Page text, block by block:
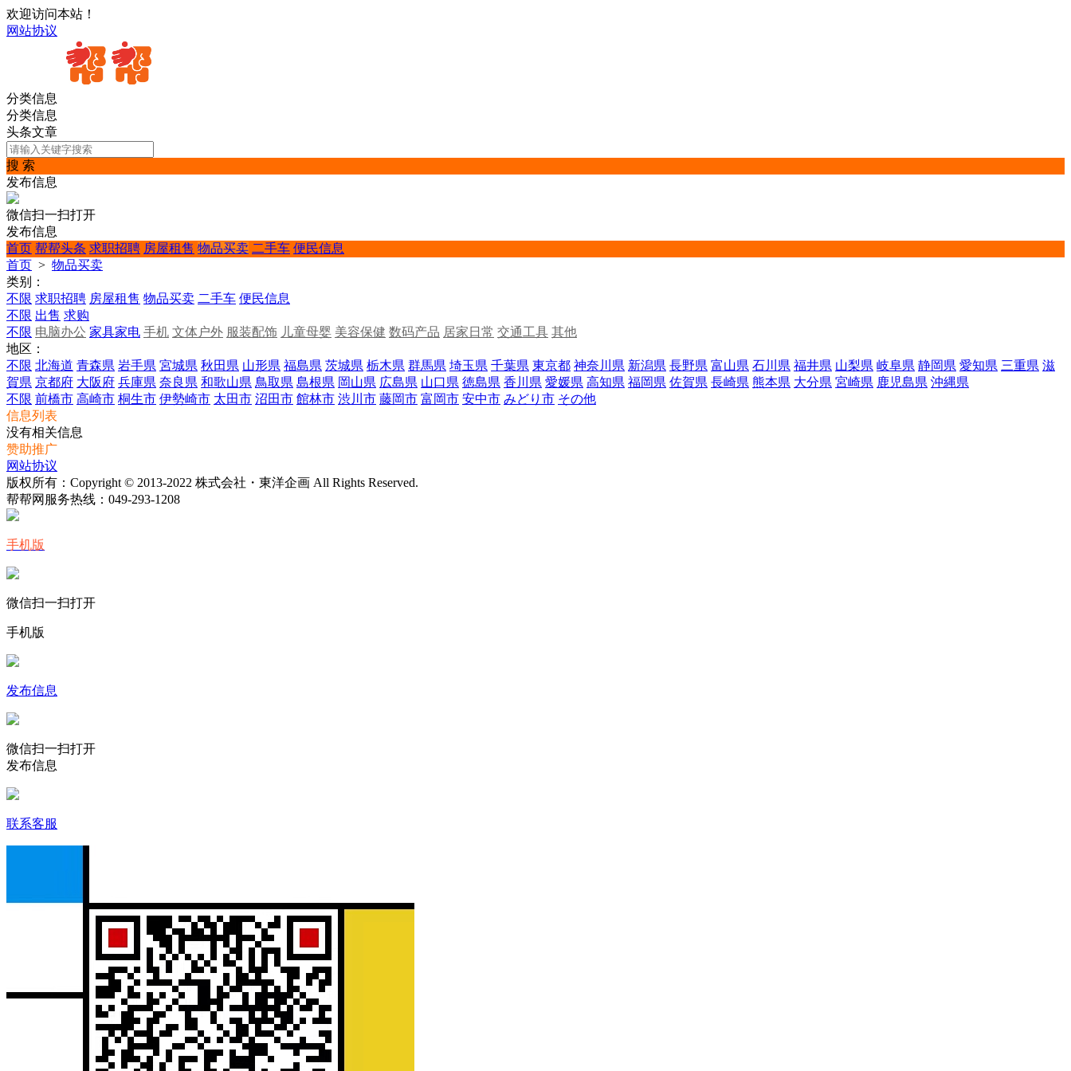
欢迎访问本站！
网站协议
分类信息
分类信息
头条文章
搜 索
发布信息
微信扫一扫打开
发布信息
首页 帮帮头条 求职招聘 房屋租售 物品买卖 二手车 便民信息
首页 > 物品买卖
类别：
不限 求职招聘 房屋租售 物品买卖 二手车 便民信息
不限 出售 求购
不限 电脑办公 家具家电 手机 文体户外 服装配饰 儿童母婴 美容保健 数码产品 居家日常 交通工具 其他
地区：
不限 北海道 青森県 岩手県 宮城県 秋田県 山形県 福島県 茨城県 栃木県 群馬県 埼玉県 千葉県 東京都 神奈川県 新潟県 長野県 富山県 石川県 福井県 山梨県 岐阜県 静岡県 愛知県 三重県 滋
賀県 京都府 大阪府 兵庫県 奈良県 和歌山県 鳥取県 島根県 岡山県 広島県 山口県 徳島県 香川県 愛媛県 高知県 福岡県 佐賀県 長崎県 熊本県 大分県 宮崎県 鹿児島県 沖縄県
不限 前橋市 高崎市 桐生市 伊勢崎市 太田市 沼田市 館林市 渋川市 藤岡市 富岡市 安中市 みどり市 その他
信息列表
没有相关信息
赞助推广
网站协议
版权所有：Copyright © 2013-2022 株式会社・東洋企画 All Rights Reserved.
帮帮网服务热线： 049-293-1208
手机版
微信扫一扫打开
手机版
发布信息
微信扫一扫打开
发布信息
联系客服